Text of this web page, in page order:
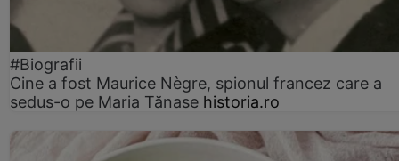
#Biografii
Cine a fost Maurice Nègre, spionul francez care a
sedus-o pe Maria Tănase historia.ro